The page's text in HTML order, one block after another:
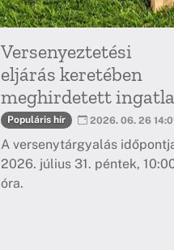
Versenyeztetési
eljárás keretében
meghirdetett
Populáris hír 2026. 06. 26
A versenytárgyalás
2026. július 31. péntek,
óra.